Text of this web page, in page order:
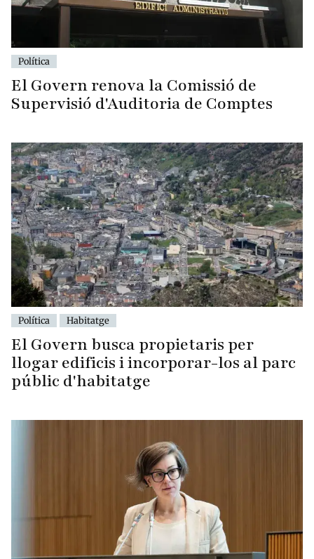
Política
El Govern renova la Comissió de
Supervisió d'Auditoria de Comptes
Política Habitatge
El Govern busca propietaris per
llogar edificis i incorporar-los al parc
públic d'habitatge